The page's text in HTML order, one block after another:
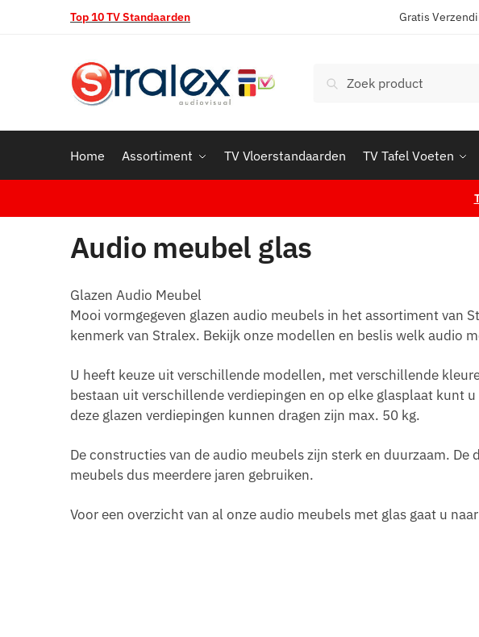
Top 10 TV Standaarden Gratis
naar:
Zoeken
Home Assortiment TV Vloerstandaarden TV Tafel Voeten
Audio meubel glas
Glazen Audio Meubel
Mooi vormgegeven glazen audio meubels in het assortiment van
kenmerk van Stralex. Bekijk onze modellen en beslis welk audio
U heeft keuze uit verschillende modellen, met verschillende
bestaan uit verschillende verdiepingen en op elke glasplaat kunt
deze glazen verdiepingen kunnen dragen zijn max. 50 kg.
De constructies van de audio meubels zijn sterk en duurzaam.
meubels dus meerdere jaren gebruiken.
Voor een overzicht van al onze audio meubels met glas gaat u